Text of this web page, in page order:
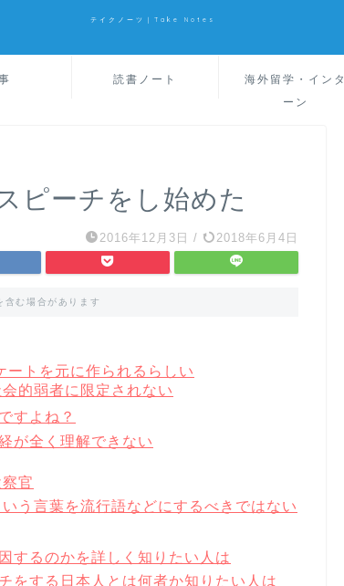
テイクノーツ｜Take Notes
読書ノート
海外留学・インタ
ーン
ピーチをし始めた
2016年12月3日 / 2018年6月4日
含む場合があります
ートを元に作られるらしい
的弱者に限定されない
すよね？
が全く理解できない
官
う言葉を流行語などにするべきではない
するのかを詳しく知りたい人は
をする日本人とは何者か知りたい人は